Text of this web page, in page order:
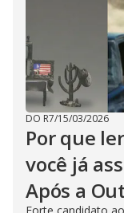
DO R7/15/03/2026
Por que
você já
Após a